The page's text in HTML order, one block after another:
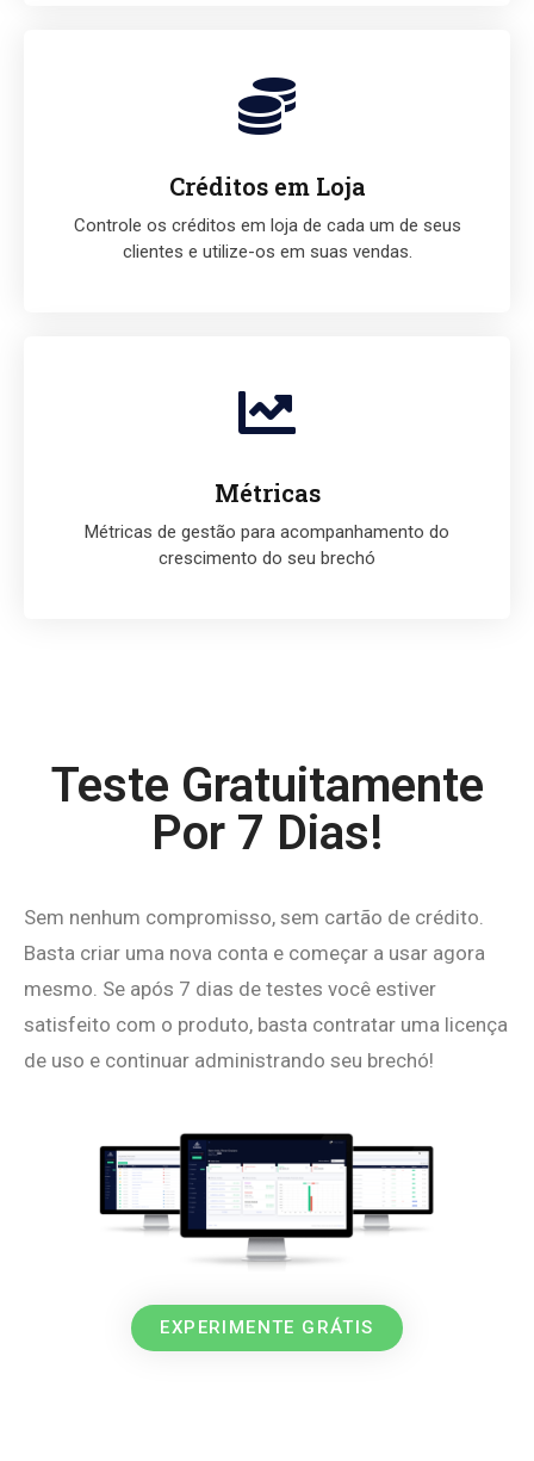
Créditos em Loja
Controle os créditos em loja de cada um de seus
clientes e utilize-os em suas vendas.
Métricas
Métricas de gestão para acompanhamento do
crescimento do seu brechó
Teste Gratuitamente
Por 7 Dias!
Sem nenhum compromisso, sem cartão de crédito.
Basta criar uma nova conta e começar a usar agora
mesmo. Se após 7 dias de testes você estiver
satisfeito com o produto, basta contratar uma licença
de uso e continuar administrando seu brechó!
EXPERIMENTE GRÁTIS